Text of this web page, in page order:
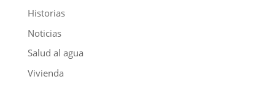
Historias
Noticias
Salud al agua
Vivienda